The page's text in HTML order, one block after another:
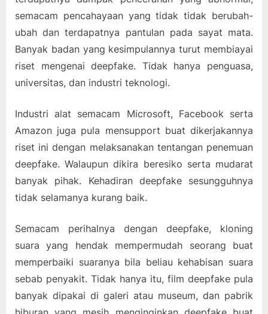
semacam pencahayaan yang tidak tidak berubah-
ubah dan terdapatnya pantulan pada sayat mata.
Banyak badan yang kesimpulannya turut membiayai
riset mengenai deepfake. Tidak hanya penguasa,
universitas, dan industri teknologi.
Industri alat semacam Microsoft, Facebook serta
Amazon juga pula mensupport buat dikerjakannya
riset ini dengan melaksanakan tentangan penemuan
deepfake. Walaupun dikira beresiko serta mudarat
banyak pihak. Kehadiran deepfake sesungguhnya
tidak selamanya kurang baik.
Semacam perihalnya dengan deepfake, kloning
suara yang hendak mempermudah seorang buat
memperbaiki suaranya bila beliau kehabisan suara
sebab penyakit. Tidak hanya itu, film deepfake pula
banyak dipakai di galeri atau museum, dan pabrik